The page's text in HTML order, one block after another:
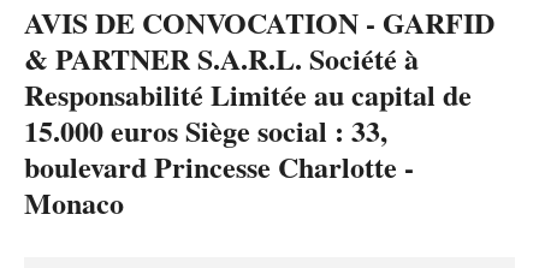
AVIS DE CONVOCATION - GARFID
& PARTNER S.A.R.L. Société à
Responsabilité Limitée au capital de
15.000 euros Siège social : 33,
boulevard Princesse Charlotte -
Monaco